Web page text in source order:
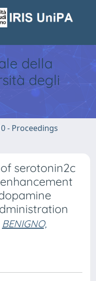
della
degli
- Proceedings
serotonin2c
BENIGNO,